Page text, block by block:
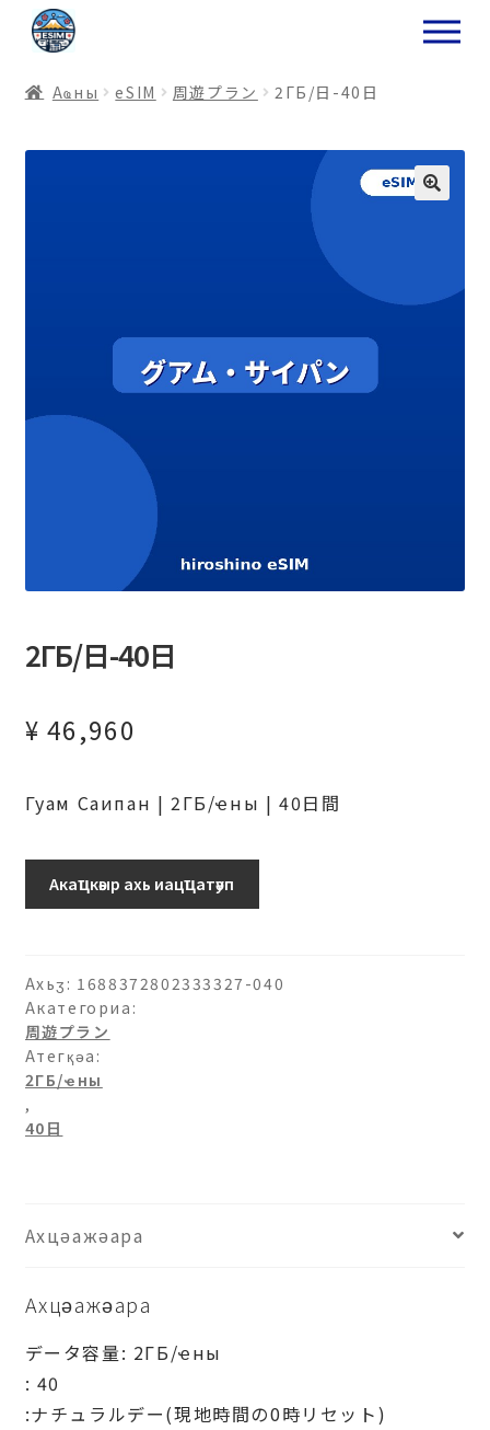
ナ
ビ
ー
ョ
コ
ン
ン
ス
Аҩны еSIM 周遊プラン 2ГБ/日-40日
2ГБ/日-40日
¥ 46,960
Гуам Саипан | 2ГБ/ҽны | 40日間
イ
パ
ン-2ГБ/
日-40
日
рхыԥхьаӡара
Акаҵкәыр ахь иацҵатәуп
Ахьӡ: 1688372802333327-040
Акатегориа:
周遊プラン
Атегқәа:
2ГБ/ҽны
,
40日
Ахцәажәара
Ахцәажәара
データ容量: 2ГБ/ҽны
: 40
:ナチュラルデー(現地時間の0時リセット)